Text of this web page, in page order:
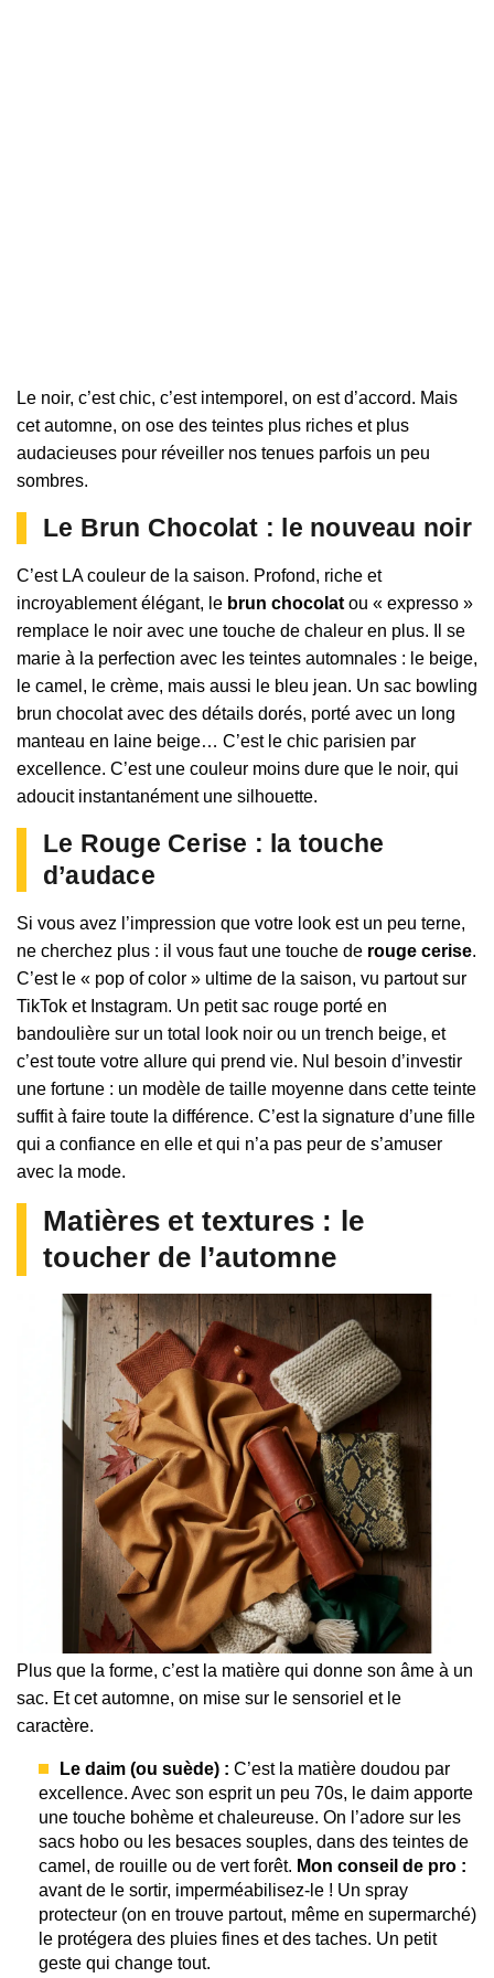
Le noir, c’est chic, c’est intemporel, on est d’accord. Mais
cet automne, on ose des teintes plus riches et plus
audacieuses pour réveiller nos tenues parfois un peu
sombres.
Le Brun Chocolat : le nouveau noir
C’est LA couleur de la saison. Profond, riche et
incroyablement élégant, le brun chocolat ou « expresso »
remplace le noir avec une touche de chaleur en plus. Il se
marie à la perfection avec les teintes automnales : le beige,
le camel, le crème, mais aussi le bleu jean. Un sac bowling
brun chocolat avec des détails dorés, porté avec un long
manteau en laine beige… C’est le chic parisien par
excellence. C’est une couleur moins dure que le noir, qui
adoucit instantanément une silhouette.
Le Rouge Cerise : la touche
d’audace
Si vous avez l’impression que votre look est un peu terne,
ne cherchez plus : il vous faut une touche de rouge cerise.
C’est le « pop of color » ultime de la saison, vu partout sur
TikTok et Instagram. Un petit sac rouge porté en
bandoulière sur un total look noir ou un trench beige, et
c’est toute votre allure qui prend vie. Nul besoin d’investir
une fortune : un modèle de taille moyenne dans cette teinte
suffit à faire toute la différence. C’est la signature d’une fille
qui a confiance en elle et qui n’a pas peur de s’amuser
avec la mode.
Matières et textures : le
toucher de l’automne
Plus que la forme, c’est la matière qui donne son âme à un
sac. Et cet automne, on mise sur le sensoriel et le
caractère.
Le daim (ou suède) : C’est la matière doudou par
excellence. Avec son esprit un peu 70s, le daim apporte
une touche bohème et chaleureuse. On l’adore sur les
sacs hobo ou les besaces souples, dans des teintes de
camel, de rouille ou de vert forêt. Mon conseil de pro :
avant de le sortir, imperméabilisez-le ! Un spray
protecteur (on en trouve partout, même en supermarché)
le protégera des pluies fines et des taches. Un petit
geste qui change tout.